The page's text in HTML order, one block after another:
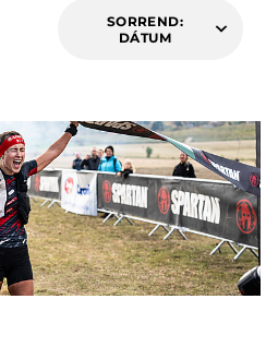
SORREND:
DÁTUM
91 DAYS OUT